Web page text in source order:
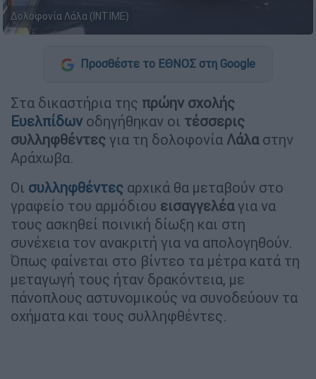
Δολοφονία Λάλα (INTIME)
Προσθέστε το ΕΘΝΟΣ στη Google
Στα δικαστήρια της πρώην σχολής
Ευελπίδων οδηγήθηκαν οι τέσσερις
συλληφθέντες για τη δολοφονία Λάλαστην
Αράχωβα.
Οι συλληφθέντες αρχικά θα μεταβούν στο
γραφείο του αρμόδιου εισαγγελέαγια να
τους ασκηθεί ποινική δίωξη και στη
συνέχεια τον ανακριτή για να απολογηθούν.
Όπως φαίνεται στο βίντεο τα μέτρα κατά τη
μεταγωγή τους ήταν δρακόντεια, με
πάνοπλους αστυνομικούς να συνοδεύουν τα
οχήματα και τους συλληφθέντες.